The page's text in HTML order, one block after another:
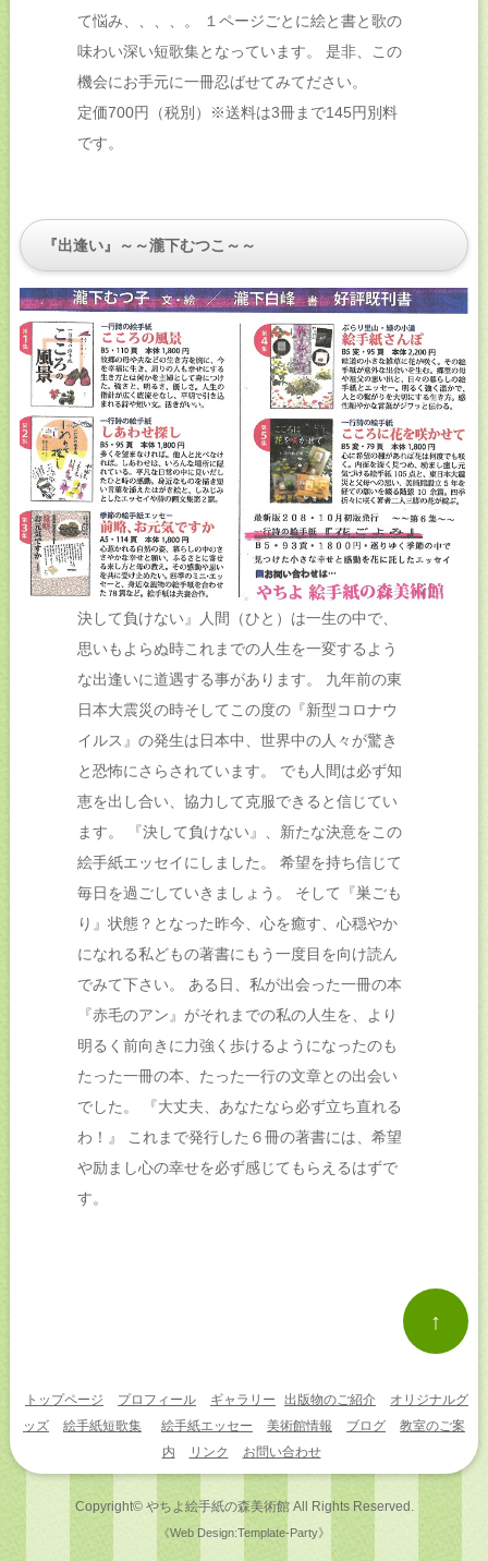
て悩み、、、、。 １ページごとに絵と書と歌の
味わい深い短歌集となっています。 是非、この
機会にお手元に一冊忍ばせてみてださい。
定価700円（税別）※送料は3冊まで145円別料
です。
『出逢い』～～瀧下むつこ～～
決して負けない』人間（ひと）は一生の中で、
思いもよらぬ時これまでの人生を一変するよう
な出逢いに道遇する事があります。 九年前の東
日本大震災の時そしてこの度の『新型コロナウ
イルス』の発生は日本中、世界中の人々が驚き
と恐怖にさらされています。 でも人間は必ず知
恵を出し合い、協力して克服できると信じてい
ます。 『決して負けない』、新たな決意をこの
絵手紙エッセイにしました。 希望を持ち信じて
毎日を過ごしていきましょう。 そして『巣ごも
り』状態？となった昨今、心を癒す、心穏やか
になれる私どもの著書にもう一度目を向け読ん
でみて下さい。 ある日、私が出会った一冊の本
『赤毛のアン』がそれまでの私の人生を、より
明るく前向きに力強く歩けるようになったのも
たった一冊の本、たった一行の文章との出会い
でした。 『大丈夫、あなたなら必ず立ち直れる
わ！』 これまで発行した６冊の著書には、希望
や励まし心の幸せを必ず感じてもらえるはずで
す。
↑
トップページ プロフィール ギャラリー 出版物のご紹介
オリジナルグ
ッズ
絵手紙短歌集 絵手紙エッセー 美術館情報 ブログ
教室のご案
内
リンク お問い合わせ
Copyright© やちよ絵手紙の森美術館All Rights Reserved.
《Web Design:Template-Party》